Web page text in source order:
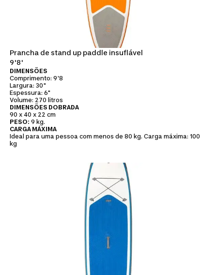
Prancha de stand up paddle insuflável
9'8'
DIMENSÕES
Comprimento: 9'8
Largura: 30"
Espessura: 6"
Volume: 270 litros
DIMENSÕES DOBRADA
90 x 40 x 22 cm
PESO: 9 kg.
CARGA MÁXIMA
Ideal para uma pessoa com menos de 80 kg. Carga máxima: 100
kg